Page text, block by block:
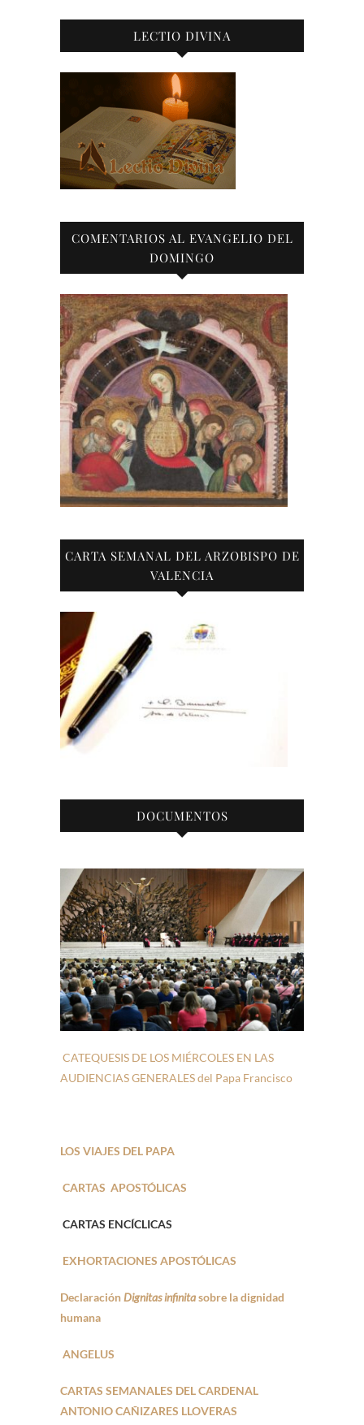
LECTIO DIVINA
COMENTARIOS AL EVANGELIO DEL
DOMINGO
CARTA SEMANAL DEL ARZOBISPO DE
VALENCIA
DOCUMENTOS
CATEQUESIS DE LOS MIÉRCOLES EN LAS
AUDIENCIAS GENERALES del Papa Francisco
LOS VIAJES DEL PAPA
CARTAS APOSTÓLICAS
CARTAS ENCÍCLICAS
EXHORTACIONES APOSTÓLICAS
DeclaraciónDignitas infinitasobre la dignidad
humana
ANGELUS
CARTAS SEMANALES DEL CARDENAL
ANTONIO CAÑIZARES LLOVERAS